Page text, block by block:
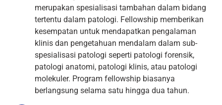
merupakan spesialisasi tambahan dalam bidang
tertentu dalam patologi. Fellowship memberikan
kesempatan untuk mendapatkan pengalaman
klinis dan pengetahuan mendalam dalam sub-
spesialisasi patologi seperti patologi forensik,
patologi anatomi, patologi klinis, atau patologi
molekuler. Program fellowship biasanya
berlangsung selama satu hingga dua tahun.